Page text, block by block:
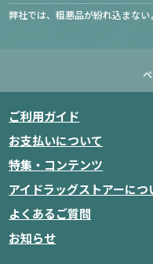
弊社では、粗悪品が紛れ込まない
ご利用ガイド
お支払いについて
特集・コンテンツ
アイドラッグストアーにつ
よくあるご質問
お知らせ